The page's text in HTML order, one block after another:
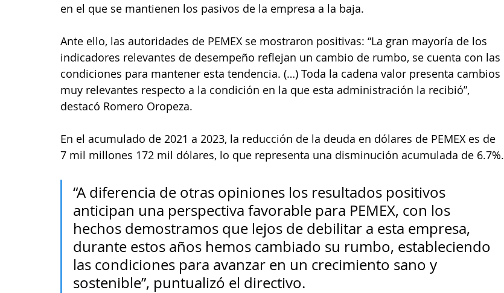
en el que se mantienen los pasivos de la empresa a la baja.
Ante ello, las autoridades de PEMEX se mostraron positivas: “La gran mayoría de los
indicadores relevantes de desempeño reflejan un cambio de rumbo, se cuenta con las
condiciones para mantener esta tendencia. (…) Toda la cadena valor presenta cambios
muy relevantes respecto a la condición en la que esta administración la recibió”,
destacó Romero Oropeza.
En el acumulado de 2021 a 2023, la reducción de la deuda en dólares de PEMEX es de
7 mil millones 172 mil dólares, lo que representa una disminución acumulada de 6.7%.
“A diferencia de otras opiniones los resultados positivos
anticipan una perspectiva favorable para PEMEX, con los
hechos demostramos que lejos de debilitar a esta empresa,
durante estos años hemos cambiado su rumbo, estableciendo
las condiciones para avanzar en un crecimiento sano y
sostenible”, puntualizó el directivo.